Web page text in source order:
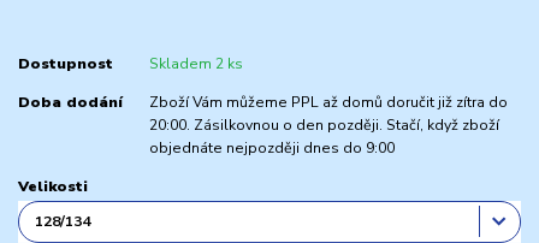
Dostupnost Skladem 2 ks
Doba dodání
Zboží Vám můžeme PPL až domů doručit již zítra do
20:00. Zásilkovnou o den později. Stačí, když zboží
objednáte nejpozději dnes do 9:00
Velikosti